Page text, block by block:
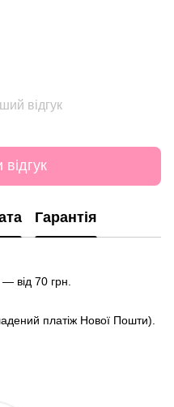
відгук
Гарантія
від 70 грн.
платіж Нової Пошти).